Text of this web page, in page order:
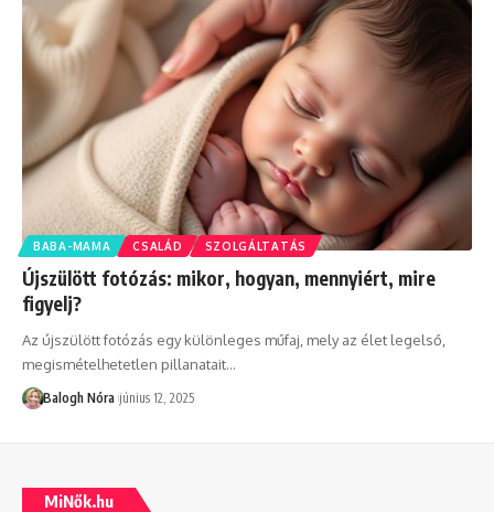
BABA-MAMA CSALÁD SZOLGÁLTATÁS
Újszülött fotózás: mikor, hogyan, mennyiért, mire
figyelj?
Az újszülött fotózás egy különleges műfaj, mely az élet legelső,
megismételhetetlen pillanatait…
Balogh Nóra június 12, 2025
MiNők.hu